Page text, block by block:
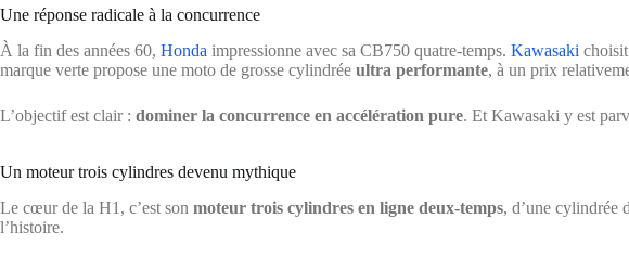
Une réponse radicale à la concurrence
À la fin des années 60, Honda impressionne avec sa CB750 quatre-temps. Kawasaki
marque verte propose une moto de grosse cylindrée ultra performante, à un prix
L’objectif est clair : dominer la concurrence en accélération pure. Et Kawasaki y est
Un moteur trois cylindres devenu mythique
Le cœur de la H1, c’est son moteur trois cylindres en ligne deux-temps, d’une cylindrée
l’histoire.